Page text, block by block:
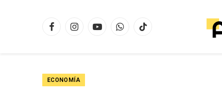
FacebookInstagramYouTubeWhatsAppTikTok
ECONOMÍA